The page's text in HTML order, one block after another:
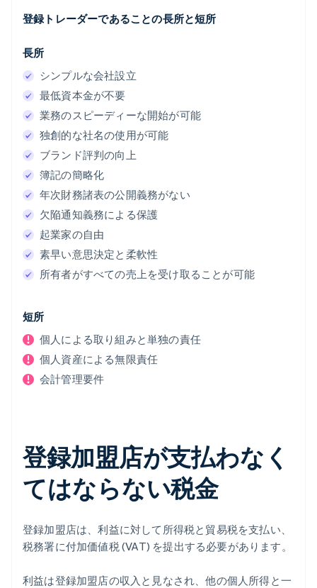
登録トレーダーであることの長所と短所
長所
シンプルな会社設立
最低資本金が不要
業務のスピーディーな開始が可能
独創的な社名の使用が可能
ブランド評判の向上
簿記の簡略化
年次財務諸表の公開義務がない
欠陥通知義務による保護
起業家の自由
素早い意思決定と柔軟性
所有者がすべての売上を受け取ることが可能
短所
個人による取り組みと単独の責任
個人資産による無限責任
会計管理要件
登録加盟店が支払わなく
てはならない税金
登録加盟店は、利益に対して所得税と貿易税を支払い、
税務署に付加価値税 (VAT) を提出する必要があります。
利益は登録加盟店の収入と見なされ、他の個人所得と一